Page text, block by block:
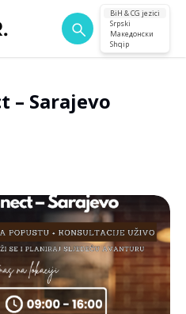
BiH & CG jezici
Srpski
Македонски
Shqip
– Sarajevo